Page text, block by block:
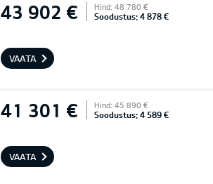
43 902 € Hind: 48 780 €
Soodustus: 4 878 €
VAATA
41 301 € Hind: 45 890 €
Soodustus: 4 589 €
VAATA